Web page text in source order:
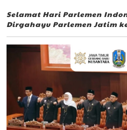
Selamat Hari Parlemen
Dirgahayu Parlemen Jatim